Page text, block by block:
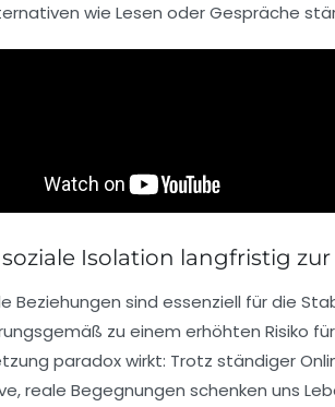
wie Lesen oder Gespräche
Isolation langfristig
Beziehungen sind essenziell für die
zu einem erhöhten Risiko
paradox wirkt: Trotz ständiger
reale Begegnungen schenken uns